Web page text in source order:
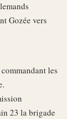
Gozée vers
les
23 la brigade